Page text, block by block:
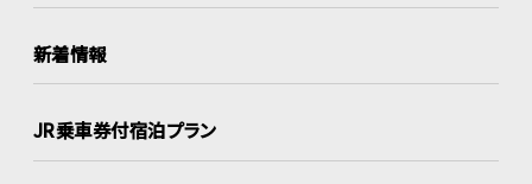
新着情報
JR乗車券付宿泊プラン